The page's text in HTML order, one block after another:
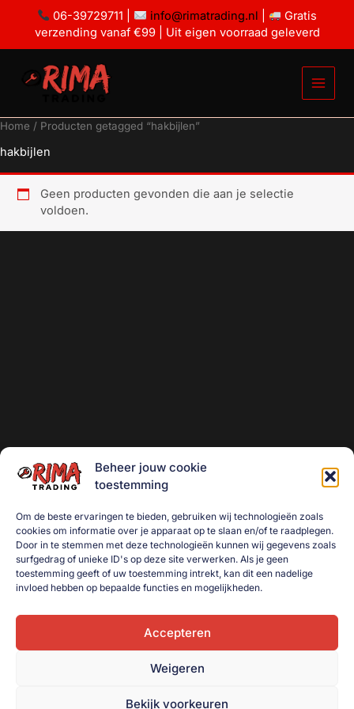
06-39729711 | info@rimatrading.nl
Gratis
verzending vanaf €99 | Uit eigen voorraad geleverd
Beheer jouw cookie
toestemming
Om de beste ervaringen te bieden, gebruiken wij technologieën zoals
cookies om informatie over je apparaat op te slaan en/of te raadplegen.
Door in te stemmen met deze technologieën kunnen wij gegevens zoals
surfgedrag of unieke ID's op deze site verwerken. Als je geen
toestemming geeft of uw toestemming intrekt, kan dit een nadelige
invloed hebben op bepaalde functies en mogelijkheden.
Accepteren
Weigeren
Bekijk voorkeuren
Home / Producten getagged “hakbijlen”
hakbijlen
Geen producten gevonden die aan je selectie
voldoen.